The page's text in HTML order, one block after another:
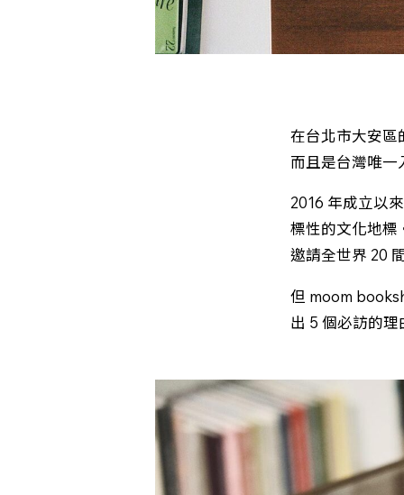
在台北市大安區
而且是台灣唯一
2016 年成立以
標性的文化地標
邀請全世界 20
但 moom
出 5 個必訪的